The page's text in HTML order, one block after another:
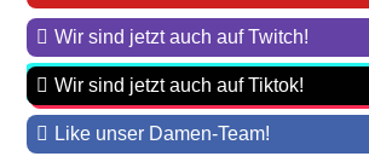
Wir sind jetzt auch auf Twitch!
Wir sind jetzt auch auf Tiktok!
Like unser Damen-Team!